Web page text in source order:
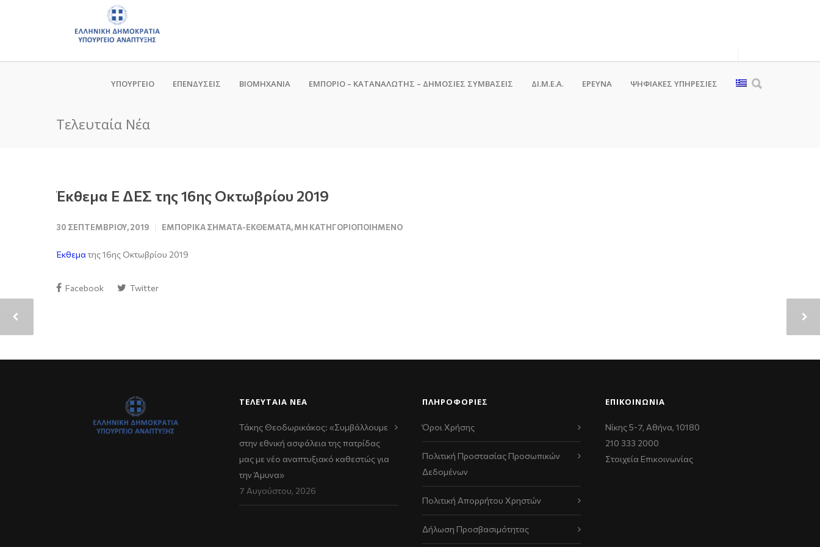
ΥΠΟΥΡΓΕΙΟ ΕΠΕΝΔΥΣΕΙΣ ΒΙΟΜΗΧΑΝΙΑ ΕΜΠΟΡΙΟ – ΚΑΤΑΝΑΛΩΤΗΣ – ΔΗΜΟΣΙΕΣ ΣΥΜΒΑΣΕΙΣ ΔΙ.Μ.Ε.Α. ΕΡΕΥΝΑ ΨΗΦΙΑΚΈΣ ΥΠΗΡΕΣΊΕΣ
Τελευταία Νέα
Έκθεμα E ΔΕΣ της 16ης Οκτωβρίου 2019
30 ΣΕΠΤΕΜΒΡΊΟΥ, 2019 ΕΜΠΟΡΙΚΆ ΣΉΜΑΤΑ-ΕΚΘΈΜΑΤΑ,ΜΗ ΚΑΤΗΓΟΡΙΟΠΟΙΗΜΈΝΟ
Έκθεμα της 16ης Οκτωβρίου 2019
Facebook Twitter
ΤΕΛΕΥΤΑΊΑ ΝΈΑ
Τάκης Θεοδωρικάκος: «Συμβάλλουμε
στην εθνική ασφάλεια της πατρίδας
μας με νέο αναπτυξιακό καθεστώς για
την Άμυνα»
7 Αυγούστου, 2026
ΠΛΗΡΟΦΟΡΙΕΣ
Όροι Χρήσης
Πολιτική Προστασίας Προσωπικών
Δεδομένων
Πολιτική Απορρήτου Χρηστών
Δήλωση Προσβασιμότητας
ΕΠΙΚΟΙΝΩΝΊΑ
Νίκης 5-7, Αθήνα, 10180
210 333 2000
Στοιχεία Επικοινωνίας